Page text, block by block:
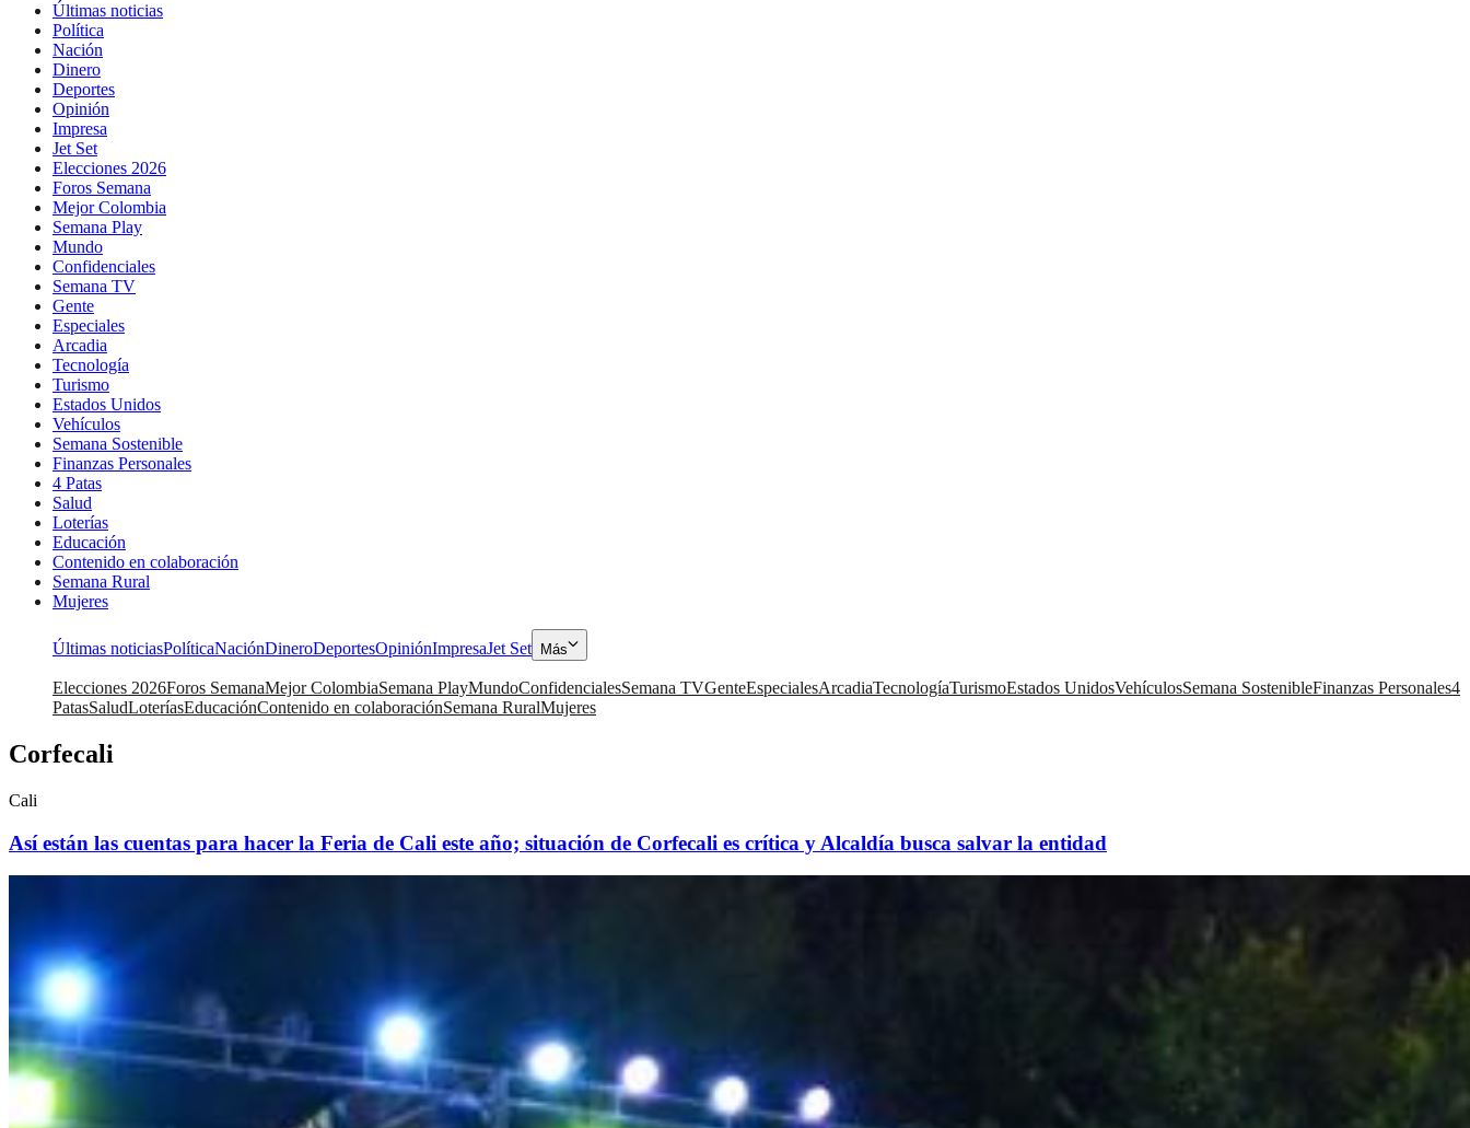
Últimas noticias
Política
Nación
Dinero
Deportes
Opinión
Impresa
Jet Set
Elecciones 2026
Foros Semana
Mejor Colombia
Semana Play
Mundo
Confidenciales
Semana TV
Gente
Especiales
Arcadia
Tecnología
Turismo
Estados Unidos
Vehículos
Semana Sostenible
Finanzas Personales
4 Patas
Salud
Loterías
Educación
Contenido en colaboración
Semana Rural
Mujeres
Últimas noticiasPolíticaNaciónDineroDeportesOpiniónImpresaJet Set Más
Elecciones 2026Foros SemanaMejor ColombiaSemana PlayMundoConfidencialesSemana TVGenteEspecialesArcadiaTecnologíaTurismoEstados UnidosVehículosSemana SostenibleFinanzas Personales4
PatasSaludLoteríasEducaciónContenido en colaboraciónSemana RuralMujeres
Corfecali
Cali
Así están las cuentas para hacer la Feria de Cali este año; situación de Corfecali es crítica y Alcaldía busca salvar la entidad